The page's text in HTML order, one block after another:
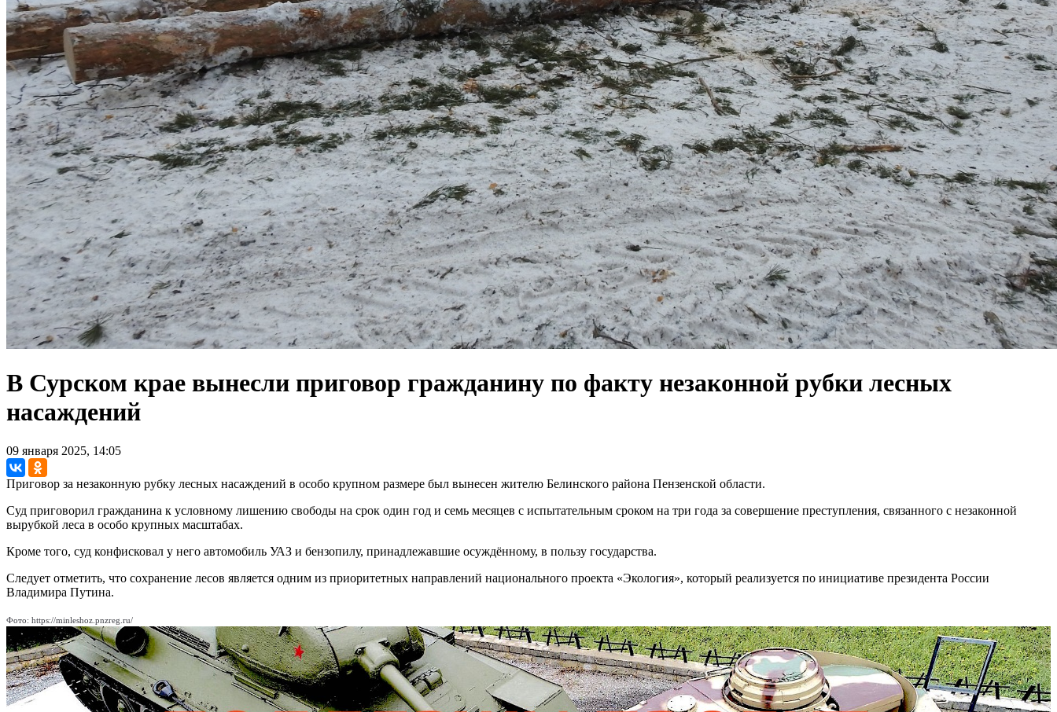
В Сурском крае вынесли приговор гражданину по факту незаконной рубки лесных
насаждений
09 января 2025, 14:05
Приговор за незаконную рубку лесных насаждений в особо крупном размере был вынесен жителю Белинского района Пензенской области.
Суд приговорил гражданина к условному лишению свободы на срок один год и семь месяцев с испытательным сроком на три года за совершение преступления, связанного с незаконной
вырубкой леса в особо крупных масштабах.
Кроме того, суд конфисковал у него автомобиль УАЗ и бензопилу, принадлежавшие осуждённому, в пользу государства.
Следует отметить, что сохранение лесов является одним из приоритетных направлений национального проекта «Экология», который реализуется по инициативе президента России
Владимира Путина.
Фото: https://minleshoz.pnzreg.ru/